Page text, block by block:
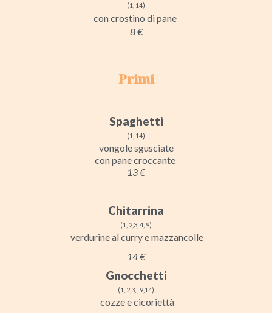
(1, 14)
con crostino di pane
8 €
Primi
Spaghetti
(1, 14)
vongole sgusciate
con pane croccante
13 €
Chitarrina
(1, 2,3, 4, 9)
verdurine al curry e mazzancolle
14 €
Gnocchetti
(1, 2,3, , 9,14)
cozze e cicoriettà